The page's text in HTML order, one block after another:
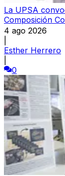
La UPSA
Composición
4 ago 2026
Esther Herrero
0